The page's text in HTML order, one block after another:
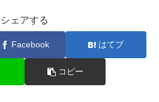
シェアする
Facebook はてブ
コピー